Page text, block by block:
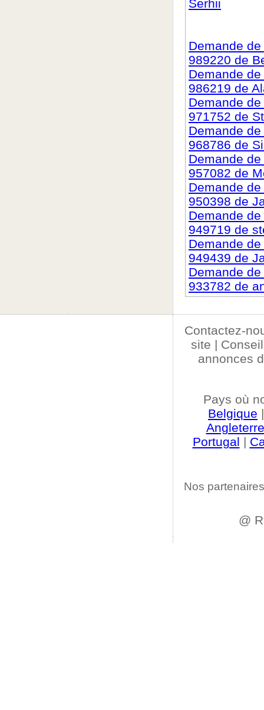
Serhii
Demande
989220 de
Demande
986219 de
Demande
971752 de
Demande
968786 de
Demande
957082 de
Demande
950398 de
Demande
949719 de
Demande
949439 de
Demande
933782 de
Contactez-
site |
annonces
Pays où
Belgique
Angleterre
Portugal |
Nos
@